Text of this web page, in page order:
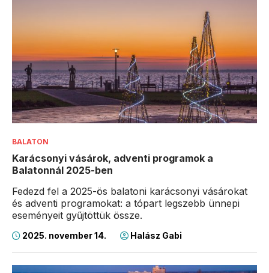
BALATON
Karácsonyi vásárok, adventi programok a
Balatonnál 2025-ben
Fedezd fel a 2025-ös balatoni karácsonyi vásárokat
és adventi programokat: a tópart legszebb ünnepi
eseményeit gyűjtöttük össze.
2025. november 14. Halász Gabi